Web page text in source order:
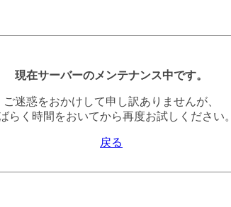
現在サーバーのメンテナンス中です。
ご迷惑をおかけして申し訳ありませんが、
らく時間をおいてから再度お試しください。
戻る